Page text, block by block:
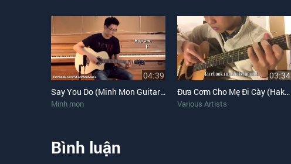
04:39
Say You Do (Minh Mon Guitar Cover)
Minh mon
03:34
Đưa Cơm Cho Mẹ Đi Cày (Haketu Guitar Cover)
Various Artists
Bình luận